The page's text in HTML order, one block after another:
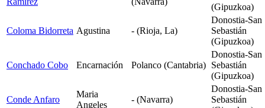
(Gipuzkoa)
Coloma Bidorreta Agustina - (Rioja, La)
Donostia-San
Sebastián
(Gipuzkoa)
Conchado Cobo Encarnación Polanco (Cantabria)
Donostia-San
Sebastián
(Gipuzkoa)
Conde Anfaro
Maria
Angeles
- (Navarra)
Donostia-San
Sebastián